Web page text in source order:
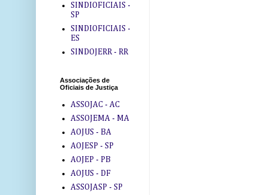
SINDIOFICIAIS -
SP
SINDIOFICIAIS -
ES
SINDOJERR - RR
Associações de
Oficiais de Justiça
ASSOJAC - AC
ASSOJEMA - MA
AOJUS - BA
AOJESP - SP
AOJEP - PB
AOJUS - DF
ASSOJASP - SP